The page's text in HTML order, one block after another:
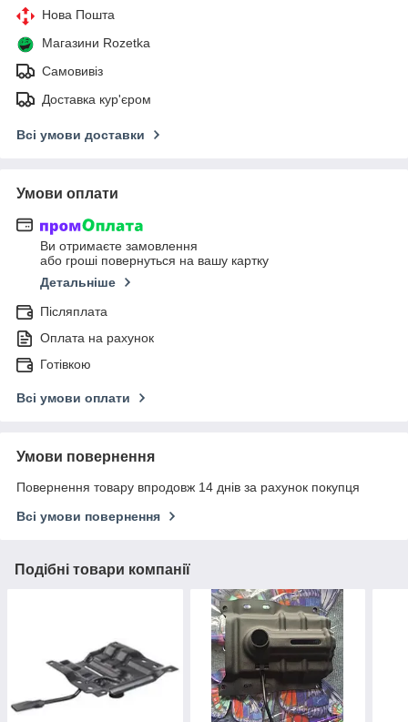
Нова Пошта
Магазини Rozetka
Самовивіз
Доставка кур'єром
Всі умови доставки
Умови оплати
Ви отримаєте замовлення
або гроші повернуться на вашу картку
Детальніше
Післяплата
Оплата на рахунок
Готівкою
Всі умови оплати
Умови повернення
Повернення товару впродовж 14 днів за рахунок покупця
Всі умови повернення
Подібні товари компанії